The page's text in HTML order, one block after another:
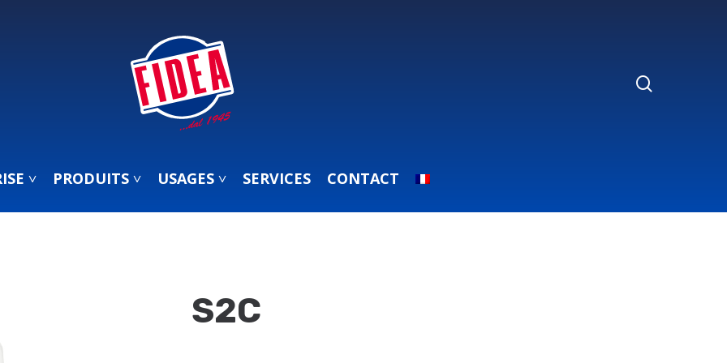
˅ PRODUITS ˅ USAGES ˅ SERVICES CONTACT
S2C